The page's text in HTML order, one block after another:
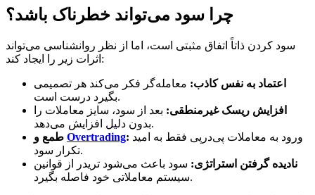
چرا سود می‌تواند خطرناک باشد؟
سود کردن ذاتاً اتفاق مثبتی است، اما از نظر روانشناسی می‌تواند
اثرات زیر را ایجاد کند:
اعتماد به نفس کاذب: معامله‌گر فکر می‌کند هر تصمیمی
بگیرد درست است.
افزایش ریسک غیرمنطقی: بعد از سود، سایز معاملات را
بدون دلیل افزایش می‌دهد.
Overtrading:
تکرار سود.
نادیده گرفتن استراتژی: سود باعث می‌شود تریدر از قوانین
سیستم معاملاتی خود فاصله بگیرد.